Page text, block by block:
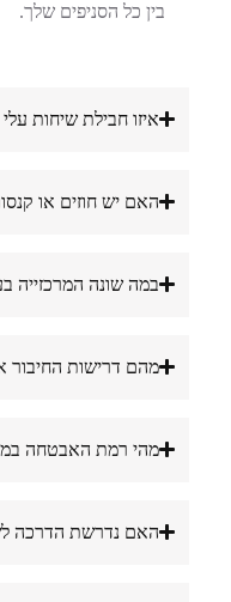
בין כל הסניפים שלך.
איזו חבילת שיחות
האם יש חוזים או
במה שונה המרכזייה
מהם דרישות החיבור
מהי רמת האבטחה
האם נדרשת הדרכה